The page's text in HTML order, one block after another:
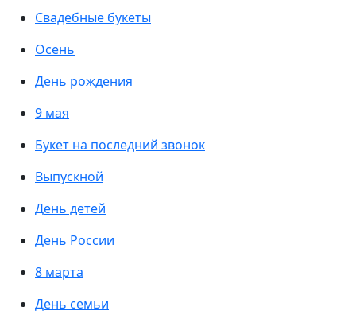
Свадебные букеты
Осень
День рождения
9 мая
Букет на последний звонок
Выпускной
День детей
День России
8 марта
День семьи